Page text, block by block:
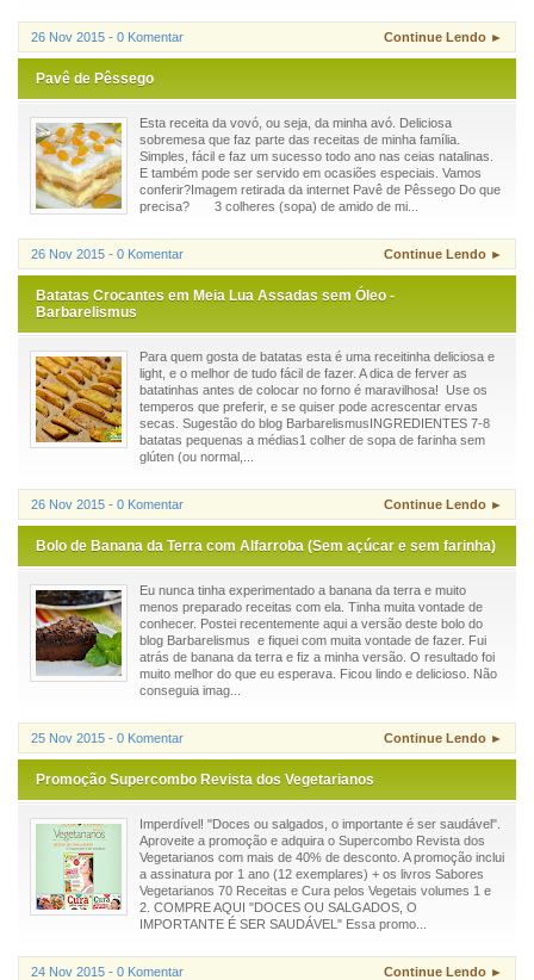
26 Nov 2015 - 0 Komentar Continue Lendo ►
Pavê de Pêssego
Esta receita da vovó, ou seja, da minha avó. Deliciosa
sobremesa que faz parte das receitas de minha família.
Simples, fácil e faz um sucesso todo ano nas ceias natalinas.
E também pode ser servido em ocasiões especiais. Vamos
conferir?Imagem retirada da internet Pavê de Pêssego Do que
precisa? 3 colheres (sopa) de amido de mi...
26 Nov 2015 - 0 Komentar Continue Lendo ►
Batatas Crocantes em Meia Lua Assadas sem Óleo -
Barbarelismus
Para quem gosta de batatas esta é uma receitinha deliciosa e
light, e o melhor de tudo fácil de fazer. A dica de ferver as
batatinhas antes de colocar no forno é maravilhosa! Use os
temperos que preferir, e se quiser pode acrescentar ervas
secas. Sugestão do blog BarbarelismusINGREDIENTES 7-8
batatas pequenas a médias1 colher de sopa de farinha sem
glúten (ou normal,...
26 Nov 2015 - 0 Komentar Continue Lendo ►
Bolo de Banana da Terra com Alfarroba (Sem açúcar e sem farinha)
Eu nunca tinha experimentado a banana da terra e muito
menos preparado receitas com ela. Tinha muita vontade de
conhecer. Postei recentemente aqui a versão deste bolo do
blog Barbarelismus e fiquei com muita vontade de fazer. Fui
atrás de banana da terra e fiz a minha versão. O resultado foi
muito melhor do que eu esperava. Ficou lindo e delicioso. Não
conseguia imag...
25 Nov 2015 - 0 Komentar Continue Lendo ►
Promoção Supercombo Revista dos Vegetarianos
Imperdível! "Doces ou salgados, o importante é ser saudável".
Aproveite a promoção e adquira o Supercombo Revista dos
Vegetarianos com mais de 40% de desconto. A promoção inclui
a assinatura por 1 ano (12 exemplares) + os livros Sabores
Vegetarianos 70 Receitas e Cura pelos Vegetais volumes 1 e
2. COMPRE AQUI "DOCES OU SALGADOS, O
IMPORTANTE É SER SAUDÁVEL" Essa promo...
24 Nov 2015 - 0 Komentar Continue Lendo ►